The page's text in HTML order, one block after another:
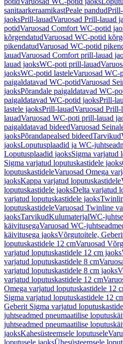
sanitaarkeraamikastPeale pandud
jaoksPrill-lauadVaruosad Prill-lauad
potidVaruosad Comfort WC-potid
kõrgendatudVaruosad WC-potid
pikendatudVaruosad WC-potid
lauadVaruosad Comfort prill-lauad
lauad jaoksWC-poti prill-lauad
jaoksWC-potid lasteleVaruosad WC-
paigaldatavad WC-potidVaruosad
jaoksPõrandale paigaldatavad WC-
paigaldatavad WC-potid jaoksPrill-
lastele jaoksPrill-lauadVaruosad Prill-
lauadVaruosad WC-poti prill-lauad
paigaldatavad bideedVaruosad
jaoksPõrandapealsed bideedTarvikud
jaoksLoputusplaadid ja WC-
Loputusplaadid jaoksSigma varjatud
Sigma varjatud loputuskastidele jaoks
loputuskastideleVaruosad Omega
jaoksKappa varjatud loputuskastidele
loputuskastidele jaoksDelta varjatud
varjatud loputuskastidele jaoks
loputuskastideleVaruosad Twinline
jaoksTarvikudKulumaterjalWC-
käivitusegaVaruosad WC-
käivitusega jaoksVõrgutoitele,
loputuskastidele 12 cmVaruosad
varjatud loputuskastidele 12 cm jaoks
varjatud loputuskastidele 8 cm
varjatud loputuskastidele 8 cm jaoks
varjatud loputuskastidele 12 cm
Omega varjatud loputuskastidele 12
Sigma varjatud loputuskastidele 12
Geberit Sigma varjatud
juhtseadmed pneumaatilise
juhtseadmed pneumaatilise
jaoksKahesüsteemsele loputusele
loputusele jaoksÜhesüsteemsele